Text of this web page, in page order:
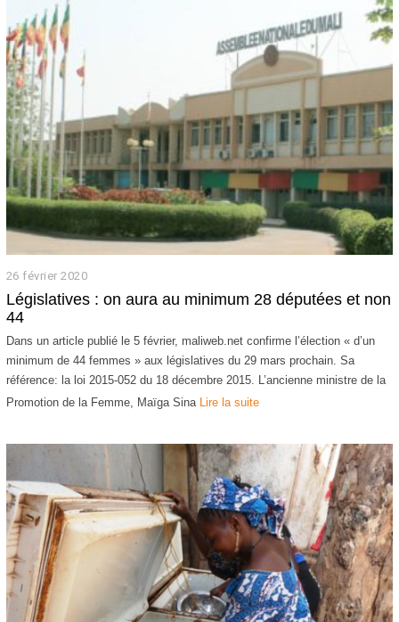
26 février 2020
f
v
r
i
e
r
Législatives : on aura au minimum 28 députées et non
44
Dans un article publié le 5 février, maliweb.net confirme l’élection « d’un
minimum de 44 femmes » aux législatives du 29 mars prochain. Sa
référence: la loi 2015-052 du 18 décembre 2015. L’ancienne ministre de la
Promotion de la Femme, Maïga Sina Lire la suite